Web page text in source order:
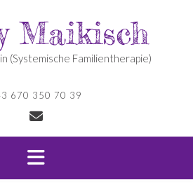
Maikisch
(Systemische Familientherapie)
670 350 70 39